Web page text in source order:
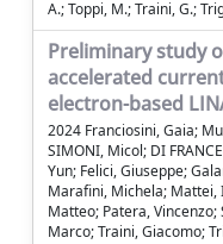
A.; Toppi, M.; Traini, G.;
Preliminary study
accelerated
electron-based
2024 Franciosini, Gaia;
SIMONI, Micol; DI
Yun; Felici, Giuseppe;
Marafini, Michela; Mattei,
Matteo; Patera, Vincenzo;
Marco; Traini, Giacomo;